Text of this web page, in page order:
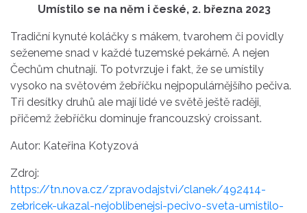
Umístilo se na něm i české, 2. března 2023
Tradiční kynuté koláčky s mákem, tvarohem či povidly
seženeme snad v každé tuzemské pekárně. A nejen
Čechům chutnají. To potvrzuje i fakt, že se umístily
vysoko na světovém žebříčku nejpopulárnějšího pečiva.
Tři desítky druhů ale mají lidé ve světě ještě raději,
přičemž žebříčku dominuje francouzský croissant.
Autor: Kateřina Kotyzová
Zdroj:
https://tn.nova.cz/zpravodajstvi/clanek/492414-
zebricek-ukazal-nejoblibenejsi-pecivo-sveta-umistilo-